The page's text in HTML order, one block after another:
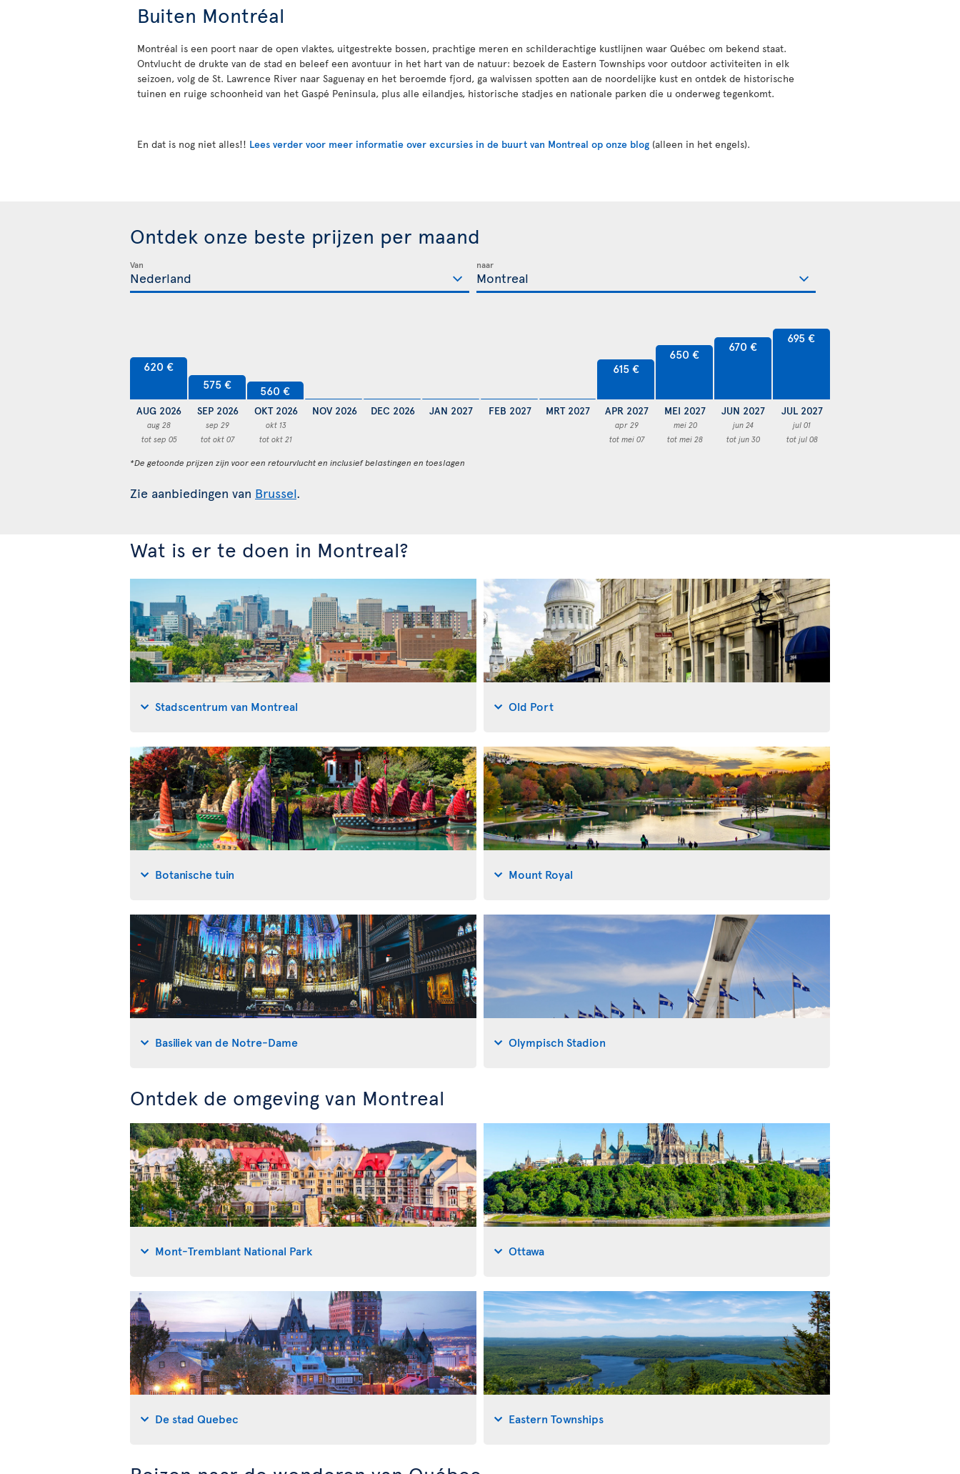
Buiten Montréal
Montréal is een poort naar de open vlaktes, uitgestrekte bossen, prachtige meren en schilderachtige kustlijnen waar Québec om bekend staat.
Ontvlucht de drukte van de stad en beleef een avontuur in het hart van de natuur: bezoek de Eastern Townships voor outdoor activiteiten in elk
seizoen, volg de St. Lawrence River naar Saguenay en het beroemde fjord, ga walvissen spotten aan de noordelijke kust en ontdek de historische
tuinen en ruige schoonheid van het Gaspé Peninsula, plus alle eilandjes, historische stadjes en nationale parken die u onderweg tegenkomt.
En dat is nog niet alles!! Lees verder voor meer informatie over excursies in de buurt van Montreal op onze blog (alleen in het engels).
Ontdek onze beste prijzen per maand
Van naar
620 €
AUG 2026
aug 28
tot sep 05
575 €
SEP 2026
sep 29
tot okt 07
560 €
OKT 2026
okt 13
tot okt 21
NOV 2026 DEC 2026 JAN 2027 FEB 2027 MRT 2027
615 €
APR 2027
apr 29
tot mei 07
650 €
MEI 2027
mei 20
tot mei 28
670 €
JUN 2027
jun 24
tot jun 30
695 €
JUL 2027
jul 01
tot jul 08
*De getoonde prijzen zijn voor een retourvlucht en inclusief belastingen en toeslagen
Zie aanbiedingen van Brussel.
Wat is er te doen in Montreal?
Stadscentrum van Montreal Old Port
Botanische tuin Mount Royal
Basiliek van de Notre-Dame Olympisch Stadion
Ontdek de omgeving van Montreal
Mont-Tremblant National Park Ottawa
De stad Quebec Eastern Townships